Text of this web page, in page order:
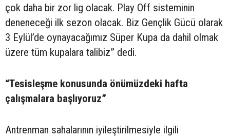
çok daha bir zor lig olacak. Play Off sisteminin
deneneceği ilk sezon olacak. Biz Gençlik Gücü olarak
3 Eylül’de oynayacağımız Süper Kupa da dahil olmak
üzere tüm kupalara talibiz” dedi.
“Tesisleşme konusunda önümüzdeki hafta
çalışmalara başlıyoruz”
Antrenman sahalarının iyileştirilmesiyle ilgili